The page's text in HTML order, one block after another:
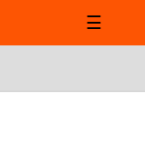
on line
☰